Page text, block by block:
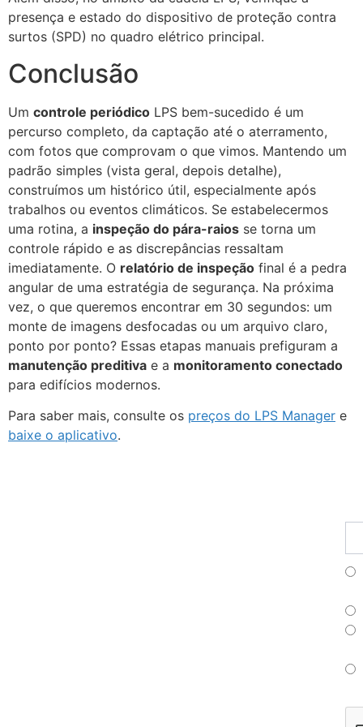
presença e estado do dispositivo de proteção contra
surtos (SPD) no quadro elétrico principal.
Conclusão
Um controle periódico LPS bem-sucedido é um
percurso completo, da captação até o aterramento,
com fotos que comprovam o que vimos. Mantendo um
padrão simples (vista geral, depois detalhe),
construímos um histórico útil, especialmente após
trabalhos ou eventos climáticos. Se estabelecermos
uma rotina, a inspeção do pára-raios se torna um
controle rápido e as discrepâncias ressaltam
imediatamente. O relatório de inspeção final é a pedra
angular de uma estratégia de segurança. Na próxima
vez, o que queremos encontrar em 30 segundos: um
monte de imagens desfocadas ou um arquivo claro,
ponto por ponto? Essas etapas manuais prefiguram a
manutenção preditiva e a monitoramento conectado
para edifícios modernos.
Para saber mais, consulte os preços do LPS Manager e
baixe o aplicativo.